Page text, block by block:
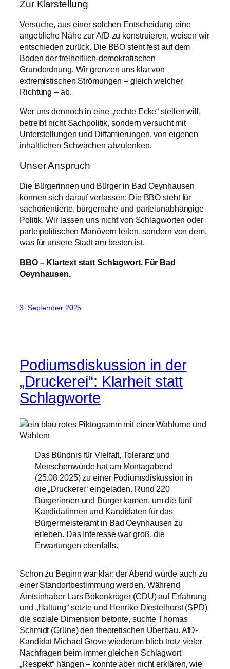
Zur Klarstellung
Versuche, aus einer solchen Entscheidung eine
angebliche Nähe zur AfD zu konstruieren, weisen wir
entschieden zurück. Die BBO steht fest auf dem
Boden der freiheitlich-demokratischen
Grundordnung. Wir grenzen uns klar von
extremistischen Strömungen – gleich welcher
Richtung – ab.
Wer uns dennoch in eine „rechte Ecke“ stellen will,
betreibt nicht Sachpolitik, sondern versucht mit
Unterstellungen und Diffamierungen, von eigenen
inhaltlichen Schwächen abzulenken.
Unser Anspruch
Die Bürgerinnen und Bürger in Bad Oeynhausen
können sich darauf verlassen: Die BBO steht für
sachorientierte, bürgernahe und parteiunabhängige
Politik. Wir lassen uns nicht von Schlagworten oder
parteipolitischen Manövern leiten, sondern von dem,
was für unsere Stadt am besten ist.
BBO – Klartext statt Schlagwort. Für Bad
Oeynhausen.
3. September 2025
Podiumsdiskussion in der
„Druckerei“: Klarheit statt
Schlagworte
Das Bündnis für Vielfalt, Toleranz und
Menschenwürde hat am Montagabend
(25.08.2025) zu einer Podiumsdiskussion in
die „Druckerei“ eingeladen. Rund 220
Bürgerinnen und Bürger kamen, um die fünf
Kandidatinnen und Kandidaten für das
Bürgermeisteramt in Bad Oeynhausen zu
erleben. Das Interesse war groß, die
Erwartungen ebenfalls.
Schon zu Beginn war klar: der Abend würde auch zu
einer Standortbestimmung werden. Während
Amtsinhaber Lars Bökenkröger (CDU) auf Erfahrung
und „Haltung“ setzte und Henrike Diestelhorst (SPD)
die soziale Dimension betonte, suchte Thomas
Schmidt (Grüne) den theoretischen Überbau. AfD-
Kandidat Michael Grove wiederum blieb trotz vieler
Nachfragen beim immer gleichen Schlagwort
„Respekt“ hängen – konnte aber nicht erklären, wie